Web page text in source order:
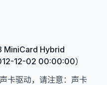
MiniCard Hybrid
12-02 00:00:00）
卡驱动，请注意：声卡